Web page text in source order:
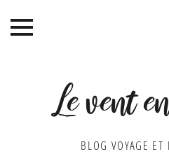
Le vent
BLOG VOYAGE ET